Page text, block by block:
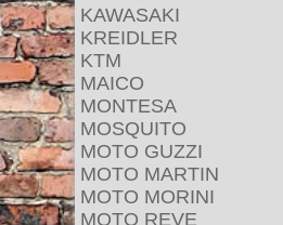
KAWASAKI
KREIDLER
KTM
MAICO
MONTESA
MOSQUITO
MOTO GUZZI
MOTO MARTIN
MOTO MORINI
MOTO REVE